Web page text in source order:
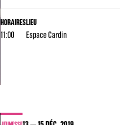
HORAIRES
11:00
LIEU
Espace Cardin